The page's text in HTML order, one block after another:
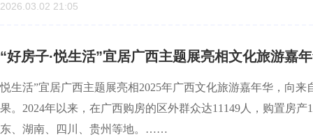
2026.03.02 21:05
“好房子·悦生活”宜居广西主题展亮相文化旅游嘉
悦生活”宜居广西主题展亮相2025年广西文化旅游嘉年华，向
果。2024年以来，在广西购房的区外群众达11149人，购置房
东、湖南、四川、贵州等地。……